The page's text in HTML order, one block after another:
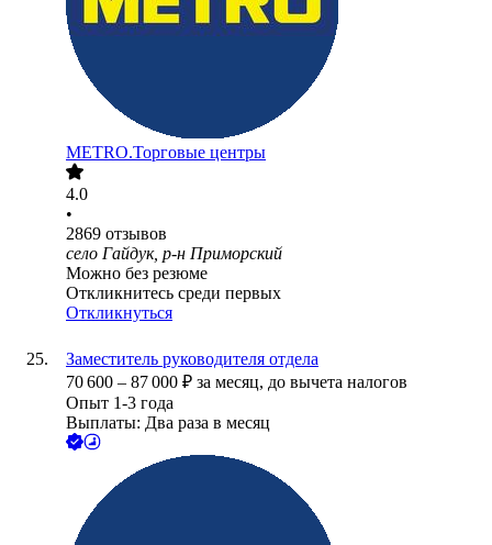
METRO.Торговые центры
4.0
•
2869 отзывов
село Гайдук, р-н Приморский
Можно без резюме
Откликнитесь среди первых
Откликнуться
Заместитель руководителя отдела
70 600 – 87 000 ₽ за месяц, до вычета налогов
Опыт 1-3 года
Выплаты: Два раза в месяц